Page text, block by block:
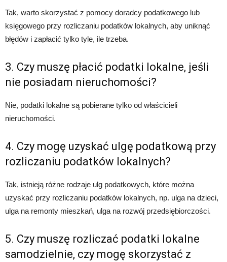
Tak, warto skorzystać z pomocy doradcy podatkowego lub
księgowego przy rozliczaniu podatków lokalnych, aby uniknąć
błędów i zapłacić tylko tyle, ile trzeba.
3. Czy muszę płacić podatki lokalne, jeśli
nie posiadam nieruchomości?
Nie, podatki lokalne są pobierane tylko od właścicieli
nieruchomości.
4. Czy mogę uzyskać ulgę podatkową przy
rozliczaniu podatków lokalnych?
Tak, istnieją różne rodzaje ulg podatkowych, które można
uzyskać przy rozliczaniu podatków lokalnych, np. ulga na dzieci,
ulga na remonty mieszkań, ulga na rozwój przedsiębiorczości.
5. Czy muszę rozliczać podatki lokalne
samodzielnie, czy mogę skorzystać z